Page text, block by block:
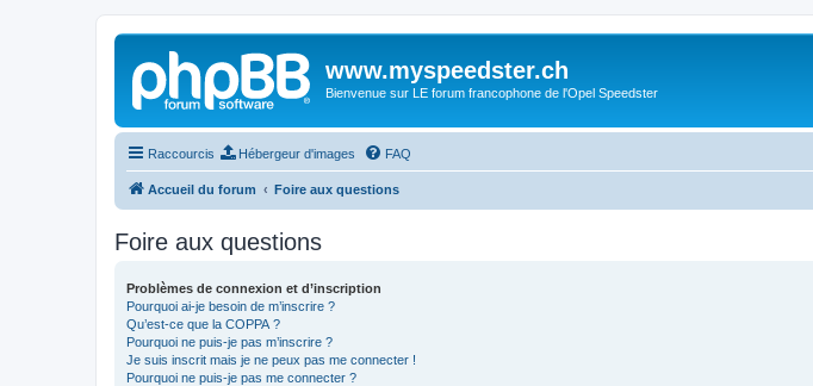
www.myspeedster.ch
Bienvenue sur LE forum francophone de l'Opel Speedster
Raccourcis Hébergeur d'images FAQ
Accueil du forum Foire aux questions
Foire aux questions
Problèmes de connexion et d’inscription
Pourquoi ai-je besoin de m’inscrire ?
Qu’est-ce que la COPPA ?
Pourquoi ne puis-je pas m’inscrire ?
Je suis inscrit mais je ne peux pas me connecter !
Pourquoi ne puis-je pas me connecter ?